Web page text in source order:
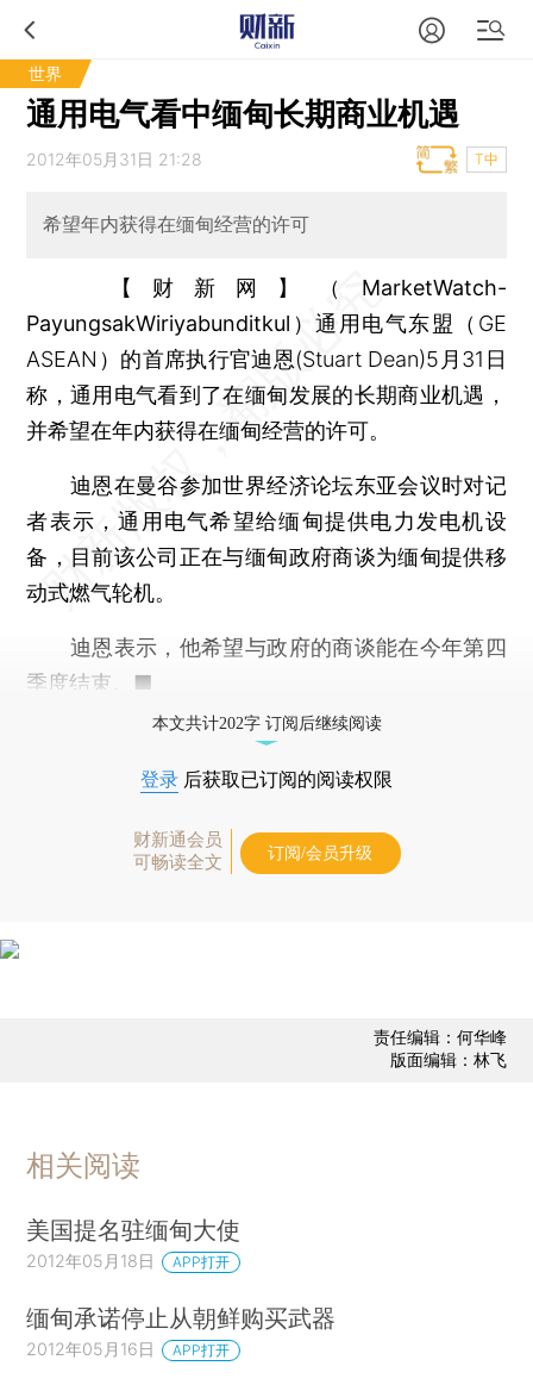
世界
通用电气看中缅甸长期商业机遇
2012年05月31日 21:28 T中
希望年内获得在缅甸经营的许可
【财新网】（MarketWatch-
PayungsakWiriyabunditkul）通用电气东盟（GE
ASEAN）的首席执行官迪恩(Stuart Dean)5月31日
称，通用电气看到了在缅甸发展的长期商业机遇，
并希望在年内获得在缅甸经营的许可。
迪恩在曼谷参加世界经济论坛东亚会议时对记
者表示，通用电气希望给缅甸提供电力发电机设
备，目前该公司正在与缅甸政府商谈为缅甸提供移
动式燃气轮机。
迪恩表示，他希望与政府的商谈能在今年第四
季度结束。■
本文共计202字 订阅后继续阅读
登录 后获取已订阅的阅读权限
财新通会员
可畅读全文
订阅/会员升级
责任编辑：何华峰
版面编辑：林飞
相关阅读
美国提名驻缅甸大使
2012年05月18日 APP打开
缅甸承诺停止从朝鲜购买武器
2012年05月16日 APP打开